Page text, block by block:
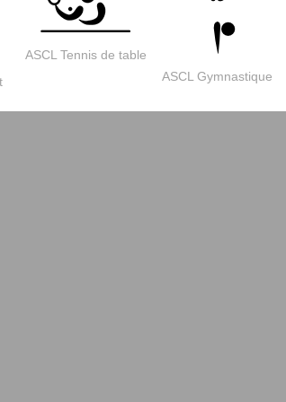
ASCL Tennis de table
ASCL Gymnastique